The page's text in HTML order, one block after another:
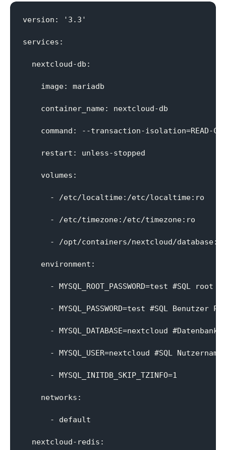
version: '3.3'
services:
  nextcloud-db:
    image: mariadb
    container_name: nextcloud-db
command: --transaction-isolation=READ-
    restart: unless-stopped
    volumes:
      - /etc/localtime:/etc/localtime:ro
      - /etc/timezone:/etc/timezone:ro
- /opt/containers/nextcloud/database:/
    environment:
- MYSQL_ROOT_PASSWORD=test #SQL root
- MYSQL_PASSWORD=test #SQL Benutzer
- MYSQL_DATABASE=nextcloud #Datenbank
      - MYSQL_USER=nextcloud #SQL Nutzername
      - MYSQL_INITDB_SKIP_TZINFO=1
    networks:
      - default
  nextcloud-redis: